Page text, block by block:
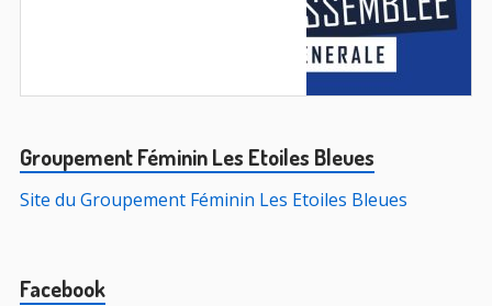
Barre
principale
Groupement Féminin Les Etoiles Bleues
Site du Groupement Féminin Les Etoiles Bleues
Facebook